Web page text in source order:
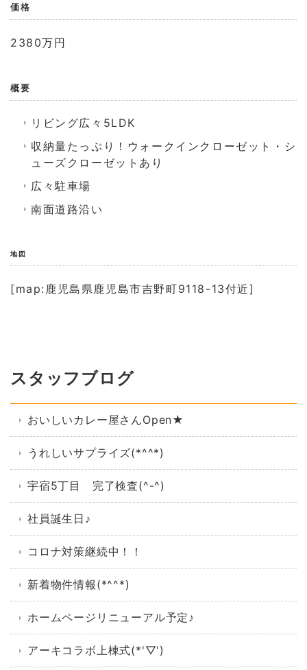
価格
2380万円
概要
リビング広々5LDK
収納量たっぷり！ウォークインクローゼット・シ
ューズクローゼットあり
広々駐車場
南面道路沿い
地図
[map:鹿児島県鹿児島市吉野町9118-13付近]
スタッフブログ
おいしいカレー屋さんOpen★
うれしいサプライズ(*^^*)
宇宿5丁目 完了検査(^-^)
社員誕生日♪
コロナ対策継続中！！
新着物件情報(*^^*)
ホームページリニューアル予定♪
アーキコラボ上棟式(*'▽')